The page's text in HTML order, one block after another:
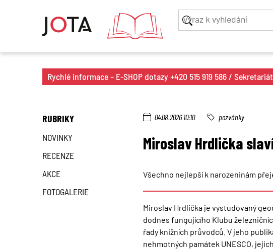
Rychlé informace – E-SHOP dotazy +420 515 919 586 / Sekretariát
RUBRIKY
NOVINKY
RECENZE
AKCE
FOTOGALERIE
04.08.2026 10:10 pozvánky
Miroslav Hrdlička
Všechno nejlepší k narozeninám
Miroslav Hrdlička je vystudovaný
dodnes fungujícího Klubu
řady knižních průvodců. V jeho
nehmotných památek UNESCO,